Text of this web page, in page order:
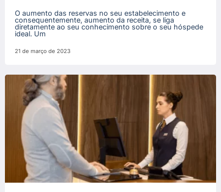
O aumento das reservas no seu estabelecimento e
consequentemente, aumento da receita, se liga
diretamente ao seu conhecimento sobre o seu hóspede
ideal. Um
21 de março de 2023